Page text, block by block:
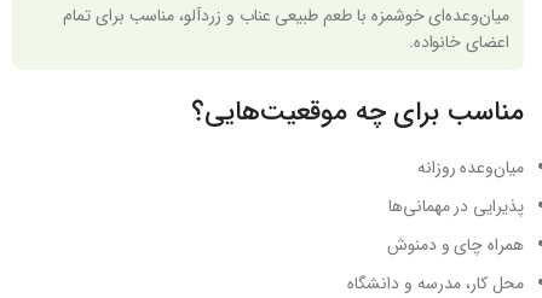
میان‌وعده‌ای خوشمزه با طعم طبیعی عناب و زردآلو، مناسب برای تمام
اعضای خانواده.
مناسب برای چه موقعیت‌هایی؟
میان‌وعده روزانه
پذیرایی در مهمانی‌ها
همراه چای و دمنوش
محل کار، مدرسه و دانشگاه